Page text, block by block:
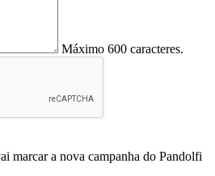
Máximo 600 caracteres.
marcar a nova campanha do Pandolfi